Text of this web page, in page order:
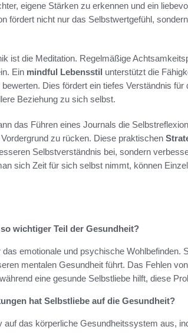
eigene Stärken zu erkennen und ein
fördert nicht nur das Selbstwertgefühl,
ist die Meditation. Regelmäßige
Ein mindful Lebensstil unterstützt die
Dies fördert ein tiefes Verständnis
Beziehung zu sich selbst.
das Führen eines Journals die
zu rücken. Diese praktischen
Selbstverständnis bei, sondern
sich Zeit für sich selbst nimmt, können
wichtiger Teil der Gesundheit?
emotionale und psychische Wohlbefinden.
mentalen Gesundheit führt. Das Fehlen
eine gesunde Selbstliebe hilft, diese
hat Selbstliebe auf die Gesundheit?
auf das körperliche Gesundheitssystem aus,